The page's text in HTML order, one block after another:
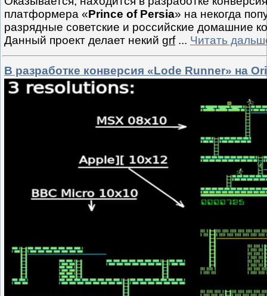
платформера «Prince of Persia» на некогда
разрядные советские и российские домашние
Данный проект делает некий grf ... Читать
В разработке конверсия «Lode Runner» на